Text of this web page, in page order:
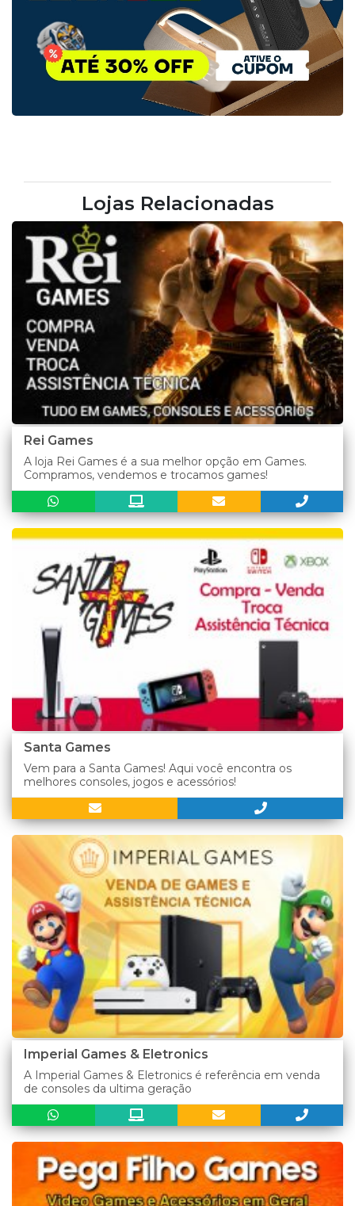
Lojas Relacionadas
Rei Games
A loja Rei Games é a sua melhor opção em Games.
Compramos, vendemos e trocamos games!
Santa Games
Vem para a Santa Games! Aqui você encontra os
melhores consoles, jogos e acessórios!
Imperial Games & Eletronics
A Imperial Games & Eletronics é referência em venda
de consoles da ultima geração